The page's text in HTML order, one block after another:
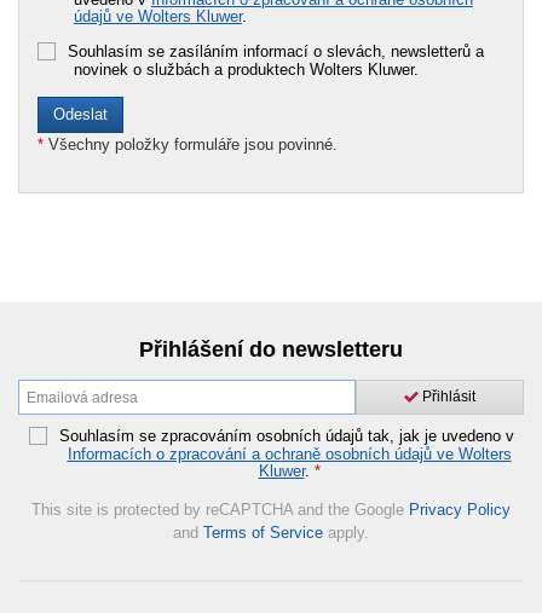
údajů ve Wolters Kluwer.
Souhlasím se zasíláním informací o slevách, newsletterů a
novinek o službách a produktech Wolters Kluwer.
* Všechny položky formuláře jsou povinné.
Přihlášení do newsletteru
Přihlásit
Souhlasím se zpracováním osobních údajů tak, jak je uvedeno v
Informacích o zpracování a ochraně osobních údajů ve Wolters
Kluwer. *
This site is protected by reCAPTCHA and the Google Privacy Policy
and Terms of Service apply.